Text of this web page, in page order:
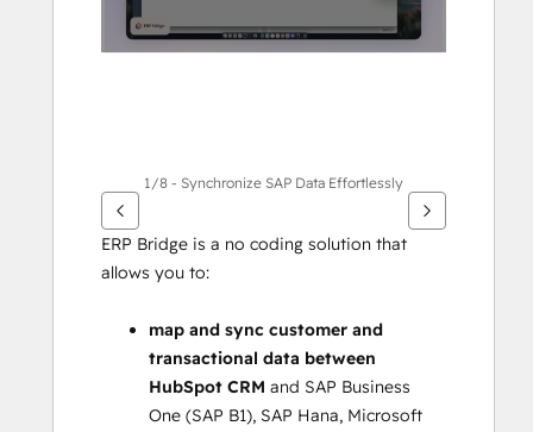
1/8 - Synchronize SAP Data Effortlessly
ERP Bridge is a no coding solution that
allows you to:
map and sync customer and
transactional data between
HubSpot CRM and SAP Business
One (SAP B1), SAP Hana, Microsoft